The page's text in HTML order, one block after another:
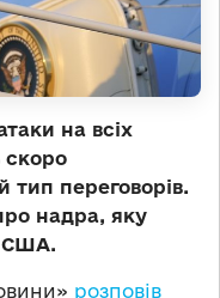
на всіх
тип переговорів.
надра, яку
США.
розповів